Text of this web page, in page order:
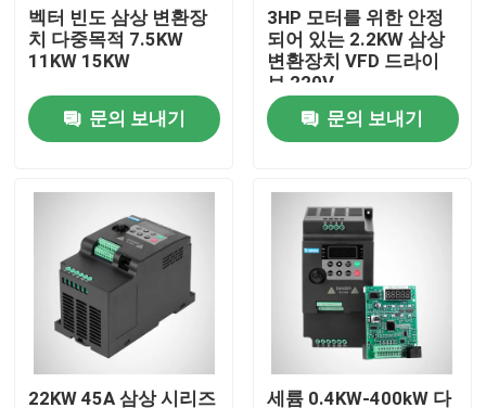
비디오
가변 주파수 인버터
단일 상 인버터
3상 인버터
vfd 가변 방식 드라이브
자동차 소프트 스타터
벡터 빈도 삼상 변환장
치 다중목적 7.5KW
11KW 15KW
문의 보내기
3HP 모터를 위한 안정
되어 있는 2.2KW 삼상
변환장치 VFD 드라이
브 220V
문의 보내기
22KW 45A 삼상 시리즈 세륨 0.4KW-400kW 다